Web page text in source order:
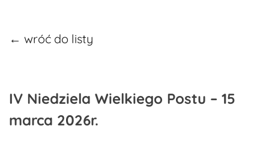
← wróć do listy
IV Niedziela Wielkiego Postu – 15
marca 2026r.